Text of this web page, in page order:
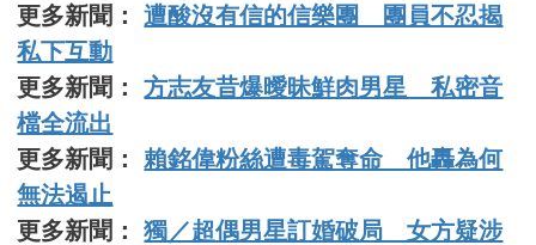
更多新聞：遭酸沒有信的信樂團 團員不忍揭
私下互動
更多新聞：方志友昔爆曖昧鮮肉男星 私密音
檔全流出
更多新聞： 賴銘偉粉絲遭毒駕奪命 他轟為何
無法遏止
更多新聞：獨／超偶男星訂婚破局 女方疑涉